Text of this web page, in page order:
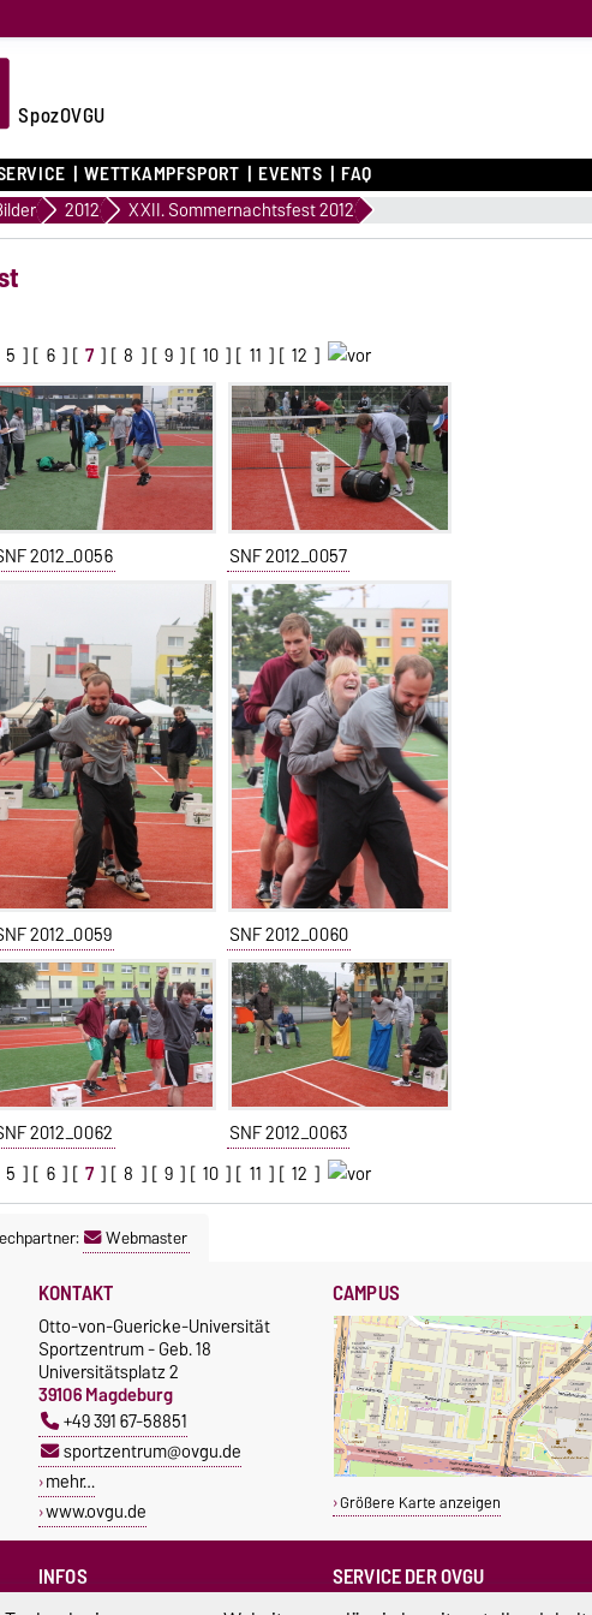
SpozOVGU
WETTKAMPFSPORT EVENTS FAQ
2012 XXII. Sommernachtsfest 2012
5 ] [ 6 ] [ 7 ] [ 8 ] [ 9 ] [ 10 ] [ 11 ] [ 12 ]
2012_0056 SNF 2012_0057
2012_0059 SNF 2012_0060
2012_0062
SNF 2012_0063
5 ] [ 6 ] [ 7 ] [ 8 ] [ 9 ] [ 10 ] [ 11 ] [ 12 ]
Webmaster
KONTAKT
Otto-von-Guericke-Universität
Sportzentrum - Geb. 18
Universitätsplatz 2
39106 Magdeburg
+49 391 67-58851
sportzentrum@ovgu.de
mehr…
www.ovgu.de
CAMPUS
Größere Karte anzeigen
INFOS SERVICE DER OVGU